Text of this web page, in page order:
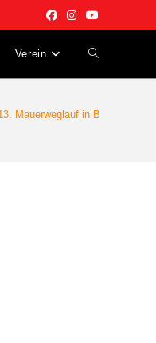
Verein Website-
Mauerweglauf in Berlin